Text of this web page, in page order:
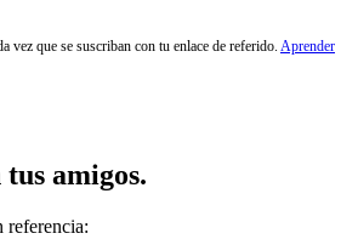
vez que se suscriban con tu enlace de referido. Aprender
amigos.
referencia: